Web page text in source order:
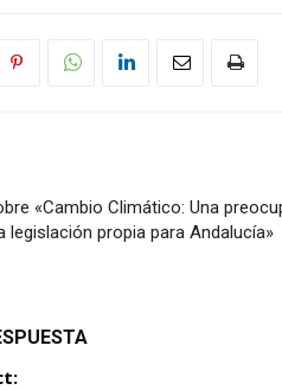
«Cambio Climático: Una
legislación propia para Andalucía»